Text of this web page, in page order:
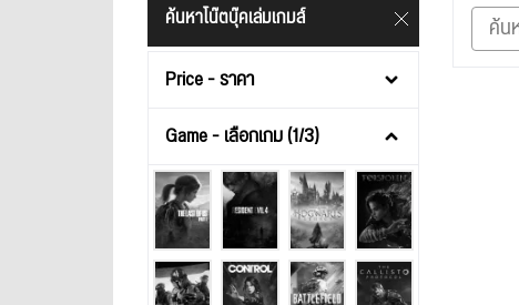
ค้นหาโน๊ตบุ๊คเล่มเกมส์
Price - ราคา
Game - เลือกเกม (1/3)